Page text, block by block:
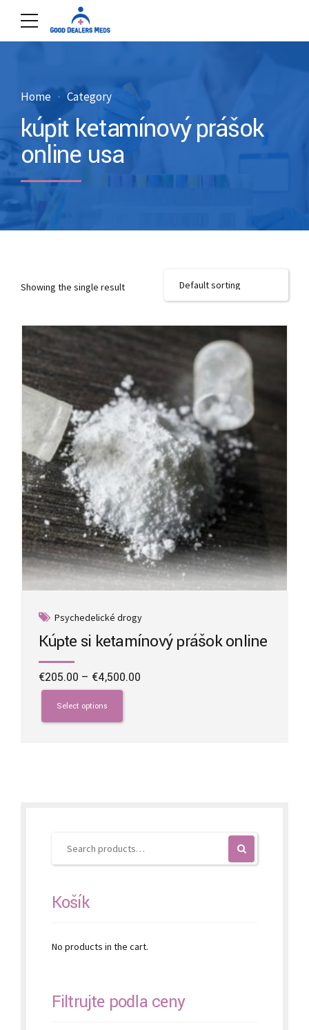
Home Category
kúpiť ketamínový prášok
online usa
Showing the single result
Psychedelické drogy
Kúpte si ketamínový prášok online
€205.00 – €4,500.00
Select options
This
product
has
product
Košík
No products in the cart.
Filtrujte podľa ceny